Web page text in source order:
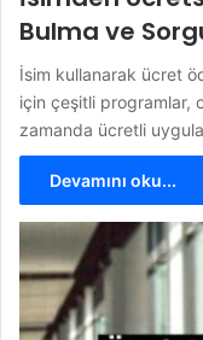
Bulma ve
İsim kullanarak ücret
için çeşitli programlar,
zamanda ücretli
Devamını oku...